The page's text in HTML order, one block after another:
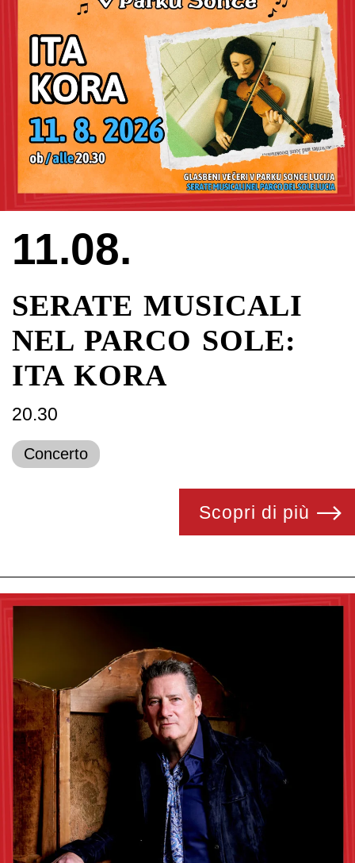
11.08.
SERATE MUSICALI
NEL PARCO SOLE:
ITA KORA
20.30
Concerto
Scopri di più